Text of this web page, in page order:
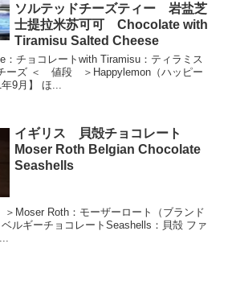
ソルテッドチーズティー 岩盐芝
士提拉米苏可可 Chocolate with
Tiramisu Salted Cheese
チョコレートwith Tiramisu：ティラミス
ーズ ＜ 値段 ＞Happylemon（ハッピー
9月】 ほ...
イギリス 貝殻チョコレート
Moser Roth Belgian Chocolate
Seashells
Moser Roth：モーザーロート（ブランド
ルギーチョコレートSeashells：貝殻 ファ